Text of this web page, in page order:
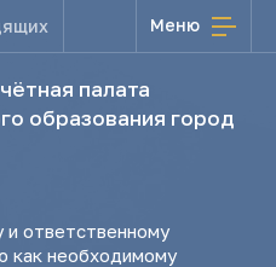
Меню
палата
образования город
и ответственному
как необходимому